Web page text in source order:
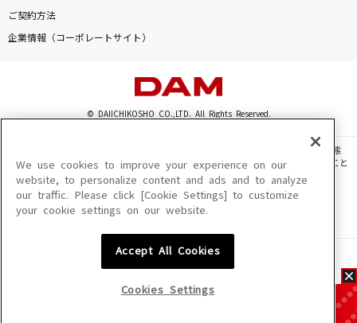
ご契約方法
企業情報（コーポレートサイト）
© DAIICHIKOSHO CO.,LTD. All Rights Reserved.
このサイトに掲載されている一切の文章・画像・写真・動画・音声等を、手段や形態
を問わず、著作権法の定める範囲を超えて無断で複製、転載、ファイル化などすること
を禁じます。
楽曲及びコンテンツは、機種によりご利用いただけない場合があります。
楽曲及びコンテンツの配信日、配信内容が変更になる場合があります。
We use cookies to improve your experience on our
website, to personalize content and ads and to analyze
our traffic. Please click [Cookie Settings] to customize
your cookie settings on our website.
Accept All Cookies
Cookies Settings